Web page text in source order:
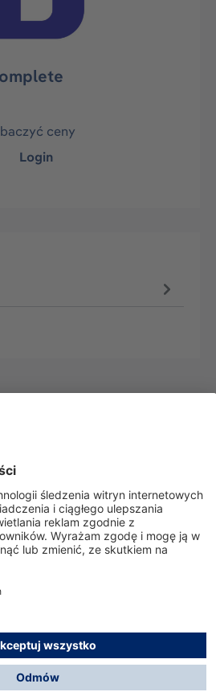
ceny
Login
o.o., 2025
na warunkach opisanych w